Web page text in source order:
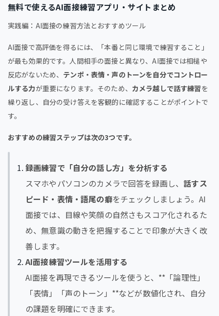
無料で使えるAI面接練習アプリ・サイトまとめ
実践編：AI面接の練習方法とおすすめツール
AI面接で高評価を得るには、「本番と同じ環境で練習すること」
が最も効果的です。人間相手の面接と異なり、AI面接では相槌や
反応がないため、 テンポ・表情・声のトーンを自分でコントロー
ルする力が重要になります。そのため、 カメラ越しで話す練習を
繰り返し、自分の受け答えを客観的に確認することがポイントで
す。
おすすめの練習ステップは次の3つです。
録画練習で「自分の話し方」を分析する
スマホやパソコンのカメラで回答を録画し、 話すス
ピード・表情・語尾の癖をチェックしましょう。AI
面接では、目線や笑顔の自然さもスコア化されるた
め、無意識の動きを把握することで印象が大きく改
善します。
AI面接練習ツールを活用する
AI面接を再現できるツールを使うと、**「論理性」
「表情」「声のトーン」**などが数値化され、自分
の課題を明確にできます。